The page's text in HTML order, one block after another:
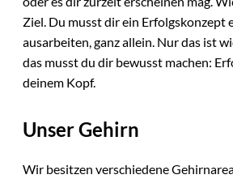
Ziel. Du musst dir ein Erfolgskonzept
ausarbeiten, ganz allein. Nur das ist
das musst du dir bewusst machen:
deinem Kopf.
Unser Gehirn
Wir besitzen verschiedene